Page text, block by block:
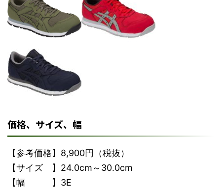
価格、サイズ、幅
【参考価格】8,900円（税抜）
【サイズ 】24.0cm～30.0cm
【幅 】3E